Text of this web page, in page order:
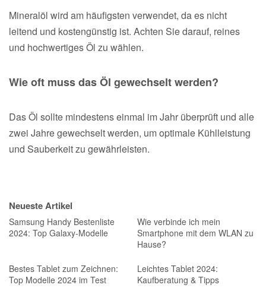
Mineralöl wird am häufigsten verwendet, da es nicht
leitend und kostengünstig ist. Achten Sie darauf, reines
und hochwertiges Öl zu wählen.
Wie oft muss das Öl gewechselt werden?
Das Öl sollte mindestens einmal im Jahr überprüft und alle
zwei Jahre gewechselt werden, um optimale Kühlleistung
und Sauberkeit zu gewährleisten.
Neueste Artikel
Samsung Handy Bestenliste
2024: Top Galaxy-Modelle
Wie verbinde ich mein
Smartphone mit dem WLAN zu
Hause?
Bestes Tablet zum Zeichnen:
Top Modelle 2024 im Test
Leichtes Tablet 2024:
Kaufberatung & Tipps